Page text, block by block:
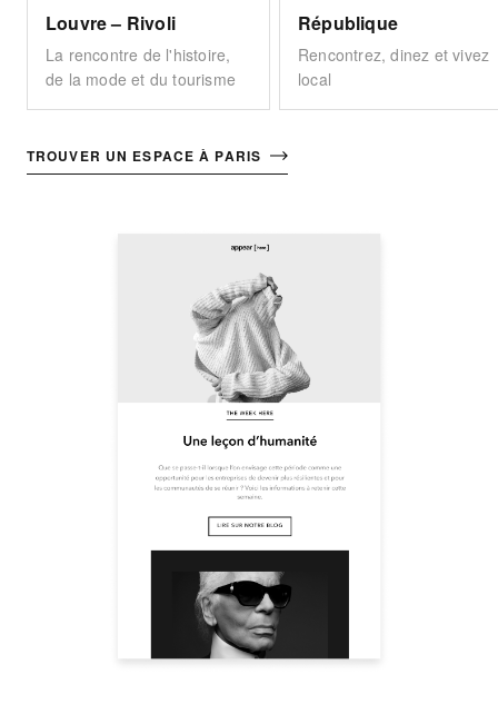
Louvre – Rivoli
La rencontre de l'histoire,
de la mode et du tourisme
République
Rencontrez, dinez et vivez
local
TROUVER UN ESPACE À PARIS